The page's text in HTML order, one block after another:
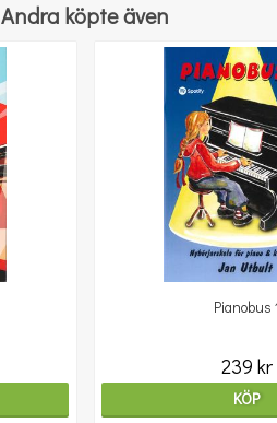
Andra köpte även
Pianobus
239 kr
KÖP